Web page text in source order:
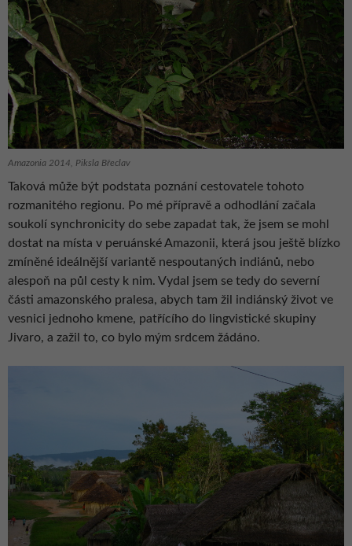
Amazonia 2014, Piksla Břeclav
Taková může být podstata poznání cestovatele tohoto
rozmanitého regionu. Po mé přípravě a odhodlání začala
soukolí synchronicity do sebe zapadat tak, že jsem se mohl
dostat na místa v peruánské Amazonii, která jsou ještě blízko
zmíněné ideálnější variantě nespoutaných indiánů, nebo
alespoň na půl cesty k nim. Vydal jsem se tedy do severní
části amazonského pralesa, abych tam žil indiánský život ve
vesnici jednoho kmene, patřícího do lingvistické skupiny
Jivaro, a zažil to, co bylo mým srdcem žádáno.